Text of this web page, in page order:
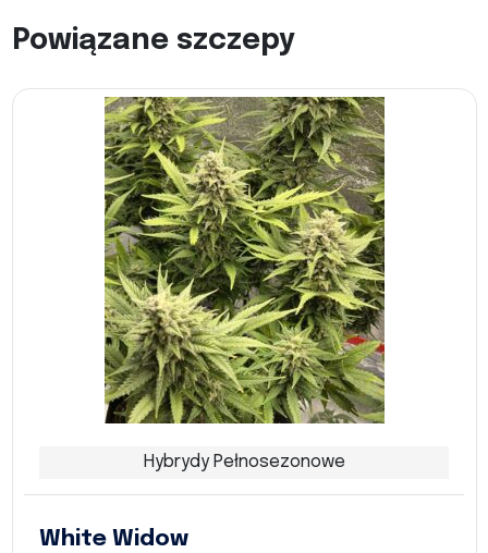
Powiązane szczepy
Hybrydy Pełnosezonowe
White Widow